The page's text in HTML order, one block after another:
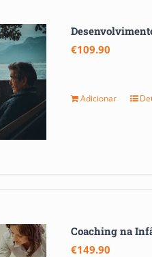
€109.90
Adicionar
Coaching na
€149.90